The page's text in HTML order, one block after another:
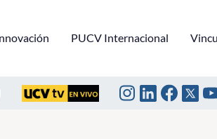
PUCV Internacional